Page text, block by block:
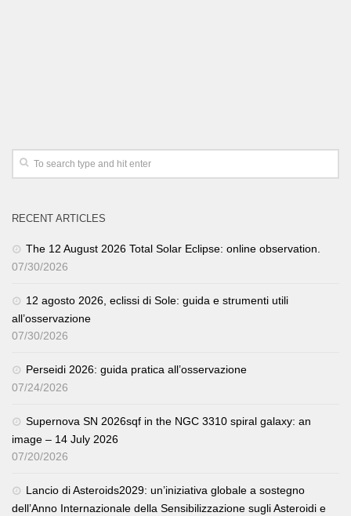
RECENT ARTICLES
The 12 August 2026 Total Solar Eclipse: online observation.
07/30/2026
12 agosto 2026, eclissi di Sole: guida e strumenti utili
all’osservazione
07/30/2026
Perseidi 2026: guida pratica all’osservazione
07/24/2026
Supernova SN 2026sqf in the NGC 3310 spiral galaxy: an
image – 14 July 2026
07/20/2026
Lancio di Asteroids2029: un’iniziativa globale a sostegno
dell’Anno Internazionale della Sensibilizzazione sugli Asteroidi e